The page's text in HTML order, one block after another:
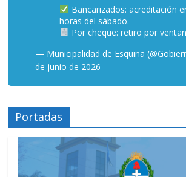
Bancarizados: acreditación
horas del sábado.
Por cheque: retiro por
— Municipalidad de Esquina
de junio de 2026
Portadas